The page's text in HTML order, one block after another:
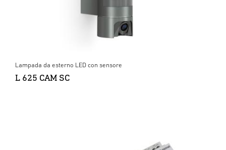
Lampada da esterno LED con sensore
L 625 CAM SC